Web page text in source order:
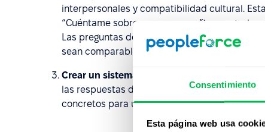
Consentimiento
Esta página web usa
interpersonales y compatibilidad cultural.
“Cuéntame sobre una vez que...”) o
Las preguntas deben estar claramente
sean comparables.
Crear un sistema de puntuación
las respuestas de los candidatos de manera
concretos para un análisis comparativo de